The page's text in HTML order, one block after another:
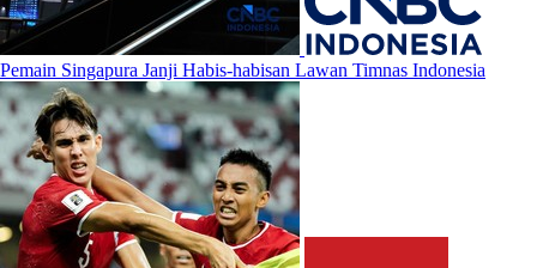
Pemain Singapura Janji Habis-habisan Lawan Timnas Indonesia